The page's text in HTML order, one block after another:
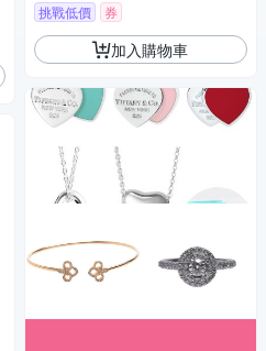
挑戰低價
券
加入購物車